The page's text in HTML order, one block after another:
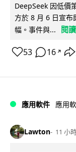
DeepSeek 因低價
方於 8 月 6 日宣布
幅。事件與...
閱
53 16 ↗
應用軟件 應用
Lawton 11 小